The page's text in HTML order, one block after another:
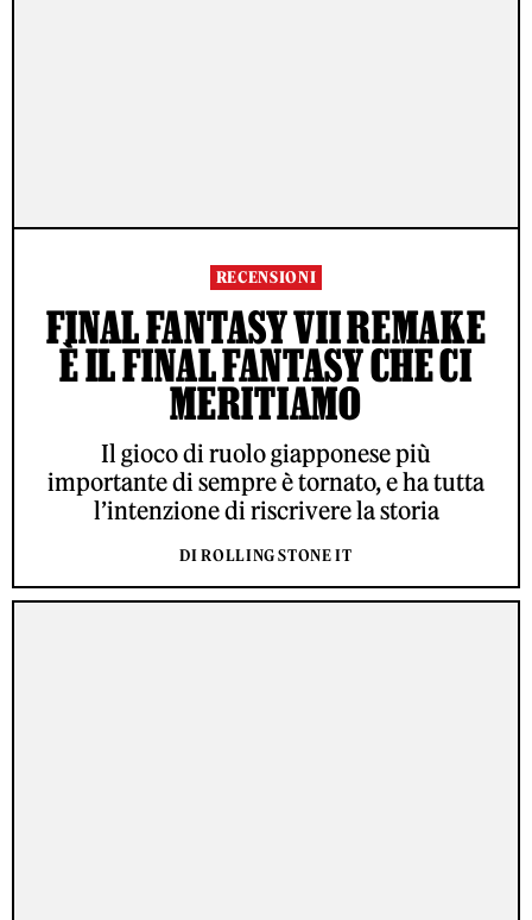
RECENSIONI
FINAL FANTASY VII REMAKE
È IL FINAL FANTASY CHE CI
MERITIAMO
Il gioco di ruolo giapponese più
importante di sempre è tornato, e ha tutta
l’intenzione di riscrivere la storia
DI ROLLING STONE IT